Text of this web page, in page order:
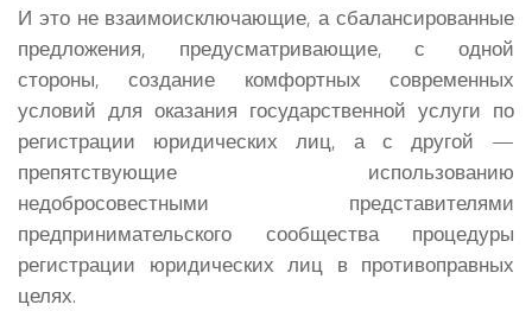
И это не взаимоисключающие, а сбалансированные
предложения, предусматривающие, с одной
стороны, создание комфортных современных
условий для оказания государственной услуги по
регистрации юридических лиц, а с другой —
препятствующие использованию
недобросовестными представителями
предпринимательского сообщества процедуры
регистрации юридических лиц в противоправных
целях.